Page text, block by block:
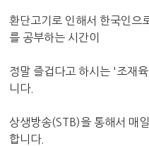
환단고기로 인해서 한국인으
를 공부하는 시간이
정말 즐겁다고 하시는 '조재육
니다.
상생방송(STB)을 통해서 매일
합니다.